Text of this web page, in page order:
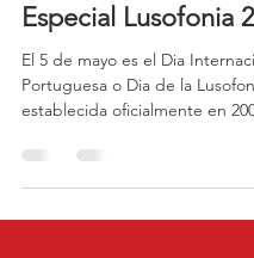
Especial Lusofonia
El 5 de mayo es el Dia
Portuguesa o Dia de la
establecida oficialmente en